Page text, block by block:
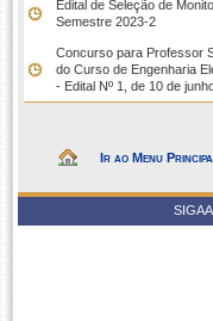
Edital de Seleção de
Semestre 2023-2
Concurso para Professor
do Curso de Engenharia
- Edital Nº 1, de 10 de
Ir ao Menu